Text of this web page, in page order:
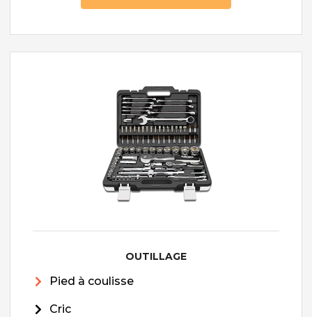
OUTILLAGE
Pied à coulisse
Cric